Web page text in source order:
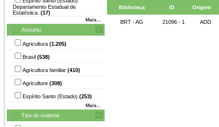
Departamento Estadual de
Estatística. (17)
Mais...
Assunto
Agricultura (1.205)
Brasil (538)
Agricultura familiar (410)
Agriculture (308)
Espírito Santo (Estado) (253)
Mais...
Tipo do material
Biblioteca ID Origem
BRT - AG 21096 - 1 ADD